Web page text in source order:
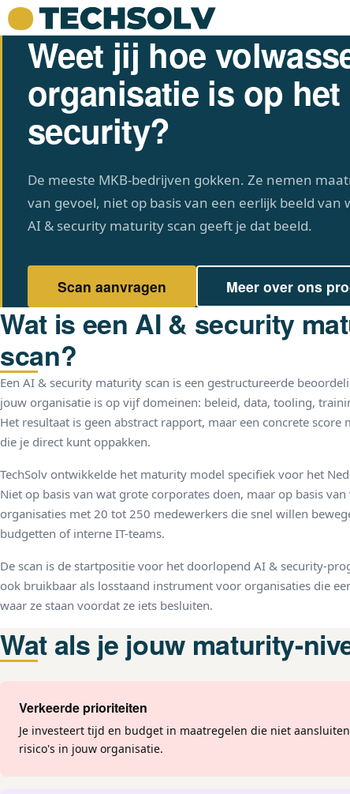
Weet jij hoe
organisatie is op
security?
De meeste MKB-bedrijven gokken. Ze nemen
van gevoel, niet op basis van een eerlijk beeld van
AI & security maturity scan geeft je dat beeld.
Scan aanvragen Meer over ons
Wat is een AI & security
scan?
Een AI & security maturity scan is een gestructureerde
jouw organisatie is op vijf domeinen: beleid, data, tooling,
Het resultaat is geen abstract rapport, maar een concrete score
die je direct kunt oppakken.
TechSolv ontwikkelde het maturity model specifiek voor het
Niet op basis van wat grote corporates doen, maar op basis
organisaties met 20 tot 250 medewerkers die snel willen
budgetten of interne IT-teams.
De scan is de startpositie voor het doorlopend AI & security-
ook bruikbaar als losstaand instrument voor organisaties die
waar ze staan voordat ze iets besluiten.
Wat als je jouw maturity-
Verkeerde prioriteiten
Je investeert tijd en budget in maatregelen die niet
risico's in jouw organisatie.